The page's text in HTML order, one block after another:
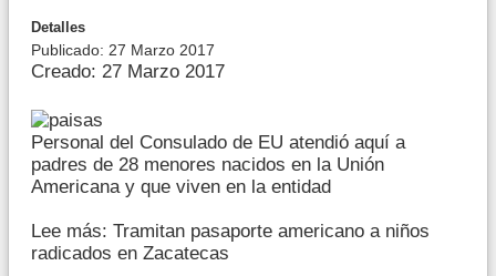
Detalles
Publicado: 27 Marzo 2017
Creado: 27 Marzo 2017
Personal del Consulado de EU atendió aquí a
padres de 28 menores nacidos en la Unión
Americana y que viven en la entidad
Lee más: Tramitan pasaporte americano a niños
radicados en Zacatecas